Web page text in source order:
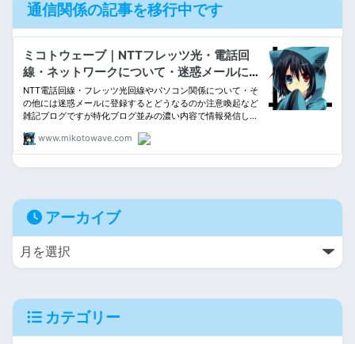
通信関係の記事を移行中です
アーカイブ
カテゴリー